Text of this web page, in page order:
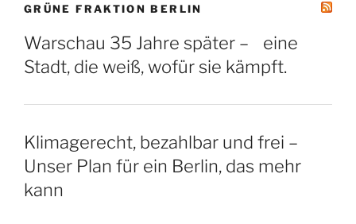
GRÜNE FRAKTION BERLIN
Warschau 35 Jahre später – eine
Stadt, die weiß, wofür sie kämpft.
Klimagerecht, bezahlbar und frei –
Unser Plan für ein Berlin, das mehr
kann